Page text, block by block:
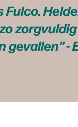
Fulco.
gevallen” -